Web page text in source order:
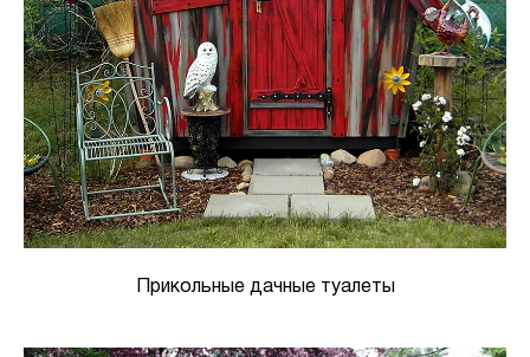
Прикольные дачные туалеты